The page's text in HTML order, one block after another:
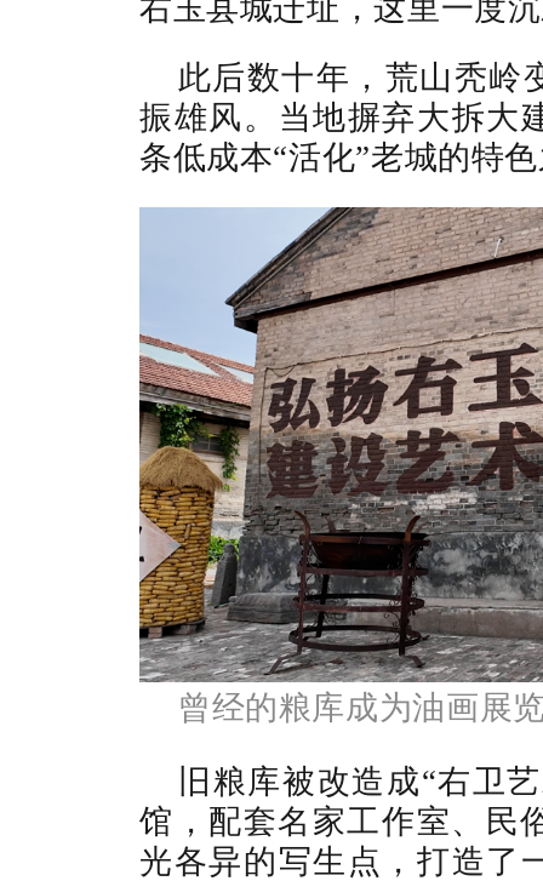
右玉县城迁址，这里一度
此后数十年，荒山秃岭
振雄风。当地摒弃大拆大
条低成本“活化”老城的特
曾经的粮库成为油画展
旧粮库被改造成“右卫
馆，配套名家工作室、民
光各异的写生点，打造了